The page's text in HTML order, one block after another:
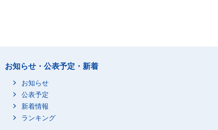
お知らせ・公表予定・新着
お知らせ
公表予定
新着情報
ランキング